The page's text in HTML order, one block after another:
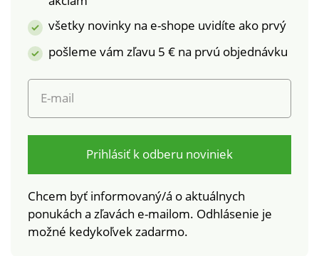
všetky novinky na e-shope uvidíte ako prvý
pošleme vám zľavu 5 € na prvú objednávku
E-mail
Prihlásiť k odberu noviniek
Chcem byť informovaný/á o aktuálnych
ponukách a zľavách e-mailom. Odhlásenie je
možné kedykoľvek zadarmo.